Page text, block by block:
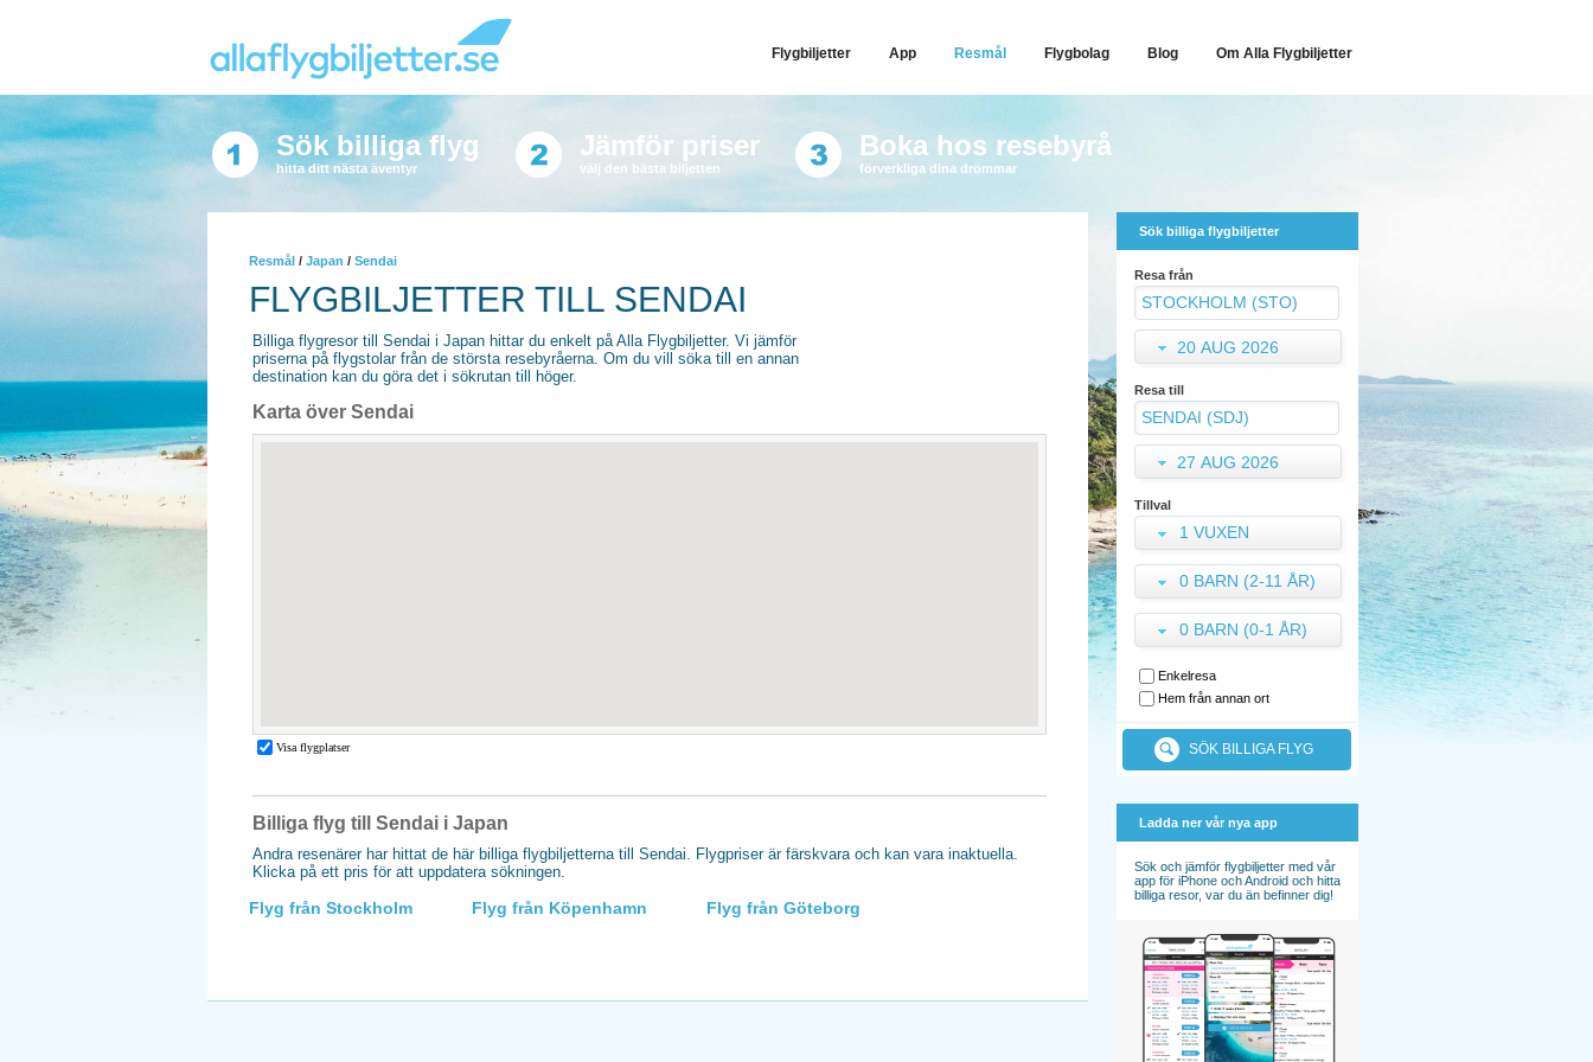
Flygbiljetter App Resmål Flygbolag Blog Om Alla Flygbiljetter
Sök billiga flyg
hitta ditt nästa äventyr
Jämför priser
välj den bästa biljetten
Boka hos resebyrå
förverkliga dina drömmar
Resmål / Japan / Sendai
FLYGBILJETTER TILL SENDAI
Billiga flygresor till Sendai i Japan hittar du enkelt på Alla Flygbiljetter. Vi jämför
priserna på flygstolar från de största resebyråerna. Om du vill söka till en annan
destination kan du göra det i sökrutan till höger.
Karta över Sendai
Billiga flyg till Sendai i Japan
Andra resenärer har hittat de här billiga flygbiljetterna till Sendai. Flygpriser är färskvara och kan vara inaktuella.
Klicka på ett pris för att uppdatera sökningen.
Flyg från Stockholm Flyg från Köpenhamn Flyg från Göteborg
Sök billiga flygbiljetter
Resa från
20 AUG 2026
Resa till
27 AUG 2026
Tillval
1 VUXEN
0 BARN (2-11 ÅR)
0 BARN (0-1 ÅR)
Enkelresa
Hem från annan ort
SÖK BILLIGA FLYG
Ladda ner vår nya app
Sök och jämför flygbiljetter med vår
app för iPhone och Android och hitta
billiga resor, var du än befinner dig!